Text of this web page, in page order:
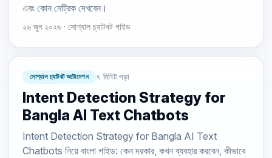
এবং কোন মেট্রিক দেখবেন।
২৬ জুন ২০২৬ · সোশ্যাল চ্যাটবট গাইড
সোশ্যাল চ্যাটবট অটোমেশন ৭ মিনিট পড়া
Intent Detection Strategy for
Bangla AI Text Chatbots
Intent Detection Strategy for Bangla AI Text
Chatbots নিয়ে বাংলা গাইড: কেন দরকার, কখন ব্যবহার করবেন, কীভাবে